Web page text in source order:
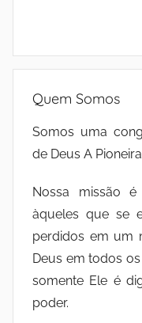
Quem Somos
Somos uma
de Deus A
Nossa missão
àqueles que se
perdidos em um
Deus em todos
somente Ele é
poder.